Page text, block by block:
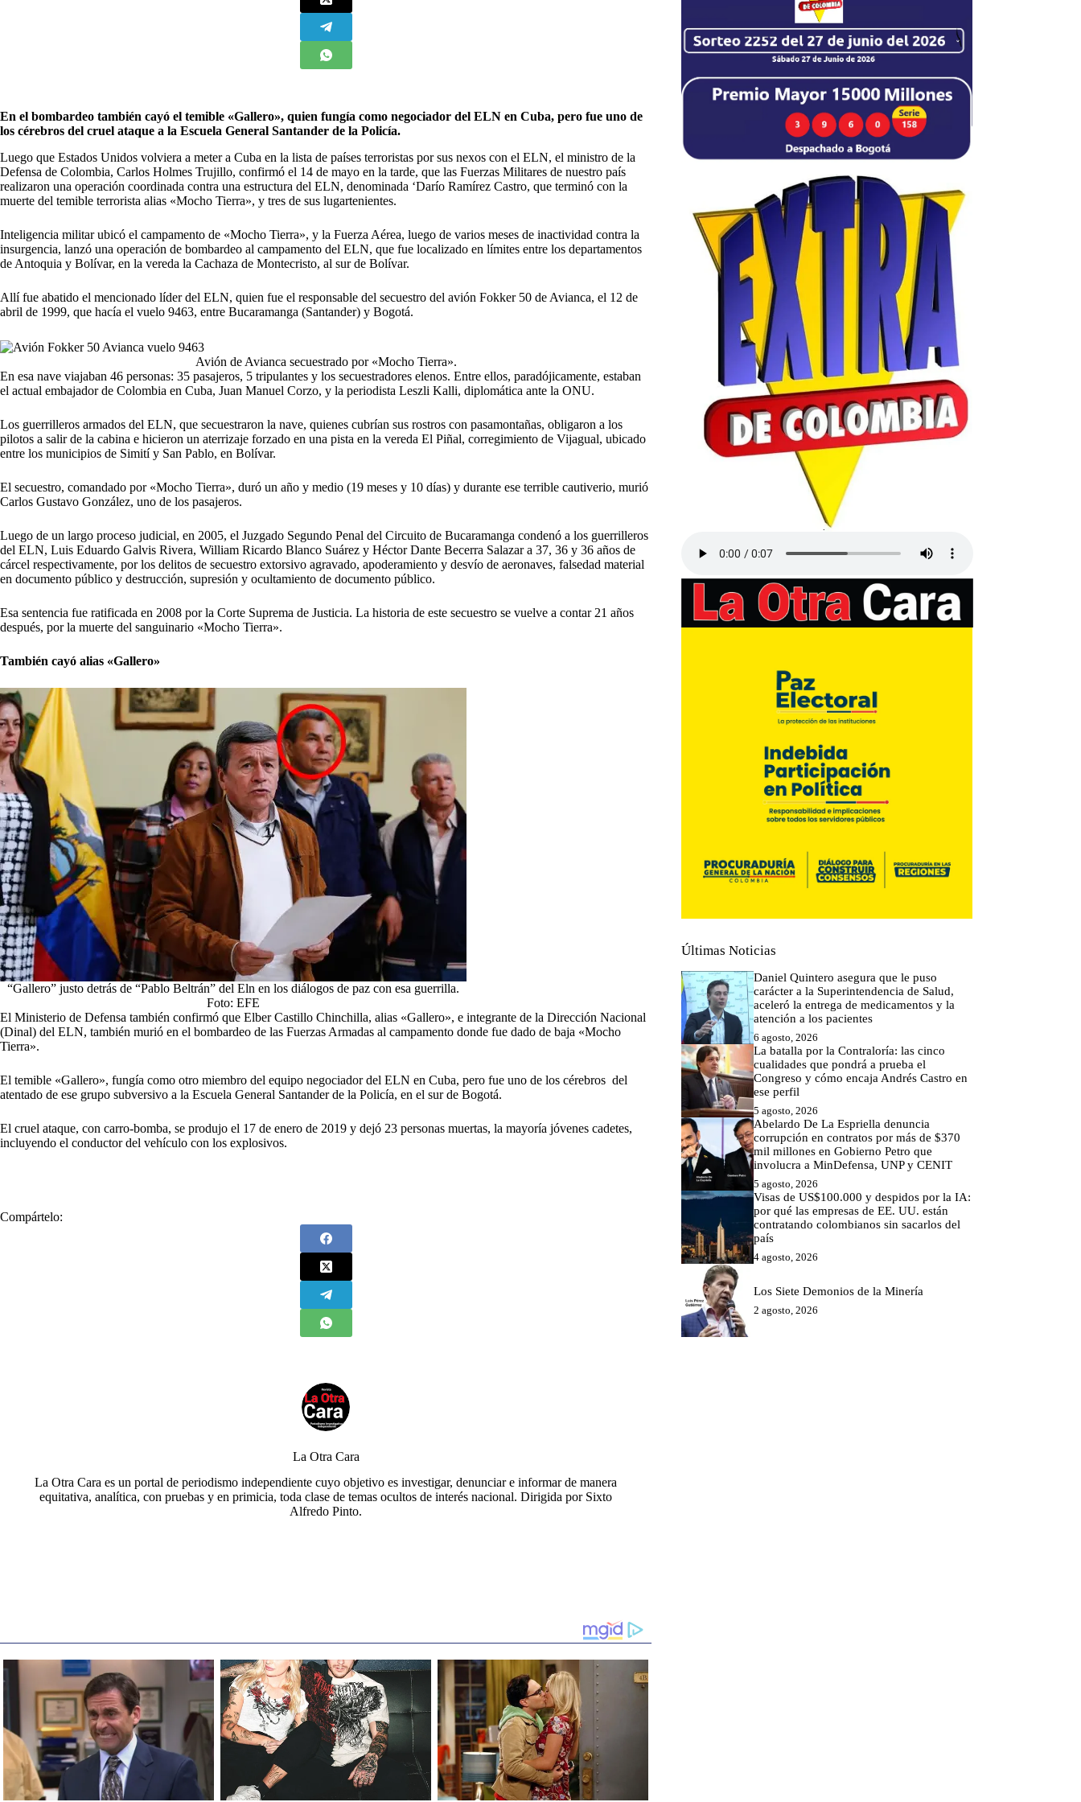
En el bombardeo también cayó el temible «Gallero», quien fungía como negociador del ELN en Cuba, pero fue uno de
los cérebros del cruel ataque a la Escuela General Santander de la Policía.
Luego que Estados Unidos volviera a meter a Cuba en la lista de países terroristas por sus nexos con el ELN, el ministro de la
Defensa de Colombia, Carlos Holmes Trujillo, confirmó el 14 de mayo en la tarde, que las Fuerzas Militares de nuestro país
realizaron una operación coordinada contra una estructura del ELN, denominada ‘Darío Ramírez Castro, que terminó con la
muerte del temible terrorista alias «Mocho Tierra», y tres de sus lugartenientes.
Inteligencia militar ubicó el campamento de «Mocho Tierra», y la Fuerza Aérea, luego de varios meses de inactividad contra la
insurgencia, lanzó una operación de bombardeo al campamento del ELN, que fue localizado en límites entre los departamentos
de Antoquia y Bolívar, en la vereda la Cachaza de Montecristo, al sur de Bolívar.
Allí fue abatido el mencionado líder del ELN, quien fue el responsable del secuestro del avión Fokker 50 de Avianca, el 12 de
abril de 1999, que hacía el vuelo 9463, entre Bucaramanga (Santander) y Bogotá.
Avión de Avianca secuestrado por «Mocho Tierra».
En esa nave viajaban 46 personas: 35 pasajeros, 5 tripulantes y los secuestradores elenos. Entre ellos, paradójicamente, estaban
el actual embajador de Colombia en Cuba, Juan Manuel Corzo, y la periodista Leszli Kalli, diplomática ante la ONU.
Los guerrilleros armados del ELN, que secuestraron la nave, quienes cubrían sus rostros con pasamontañas, obligaron a los
pilotos a salir de la cabina e hicieron un aterrizaje forzado en una pista en la vereda El Piñal, corregimiento de Vijagual, ubicado
entre los municipios de Simití y San Pablo, en Bolívar.
El secuestro, comandado por «Mocho Tierra», duró un año y medio (19 meses y 10 días) y durante ese terrible cautiverio, murió
Carlos Gustavo González, uno de los pasajeros.
Luego de un largo proceso judicial, en 2005, el Juzgado Segundo Penal del Circuito de Bucaramanga condenó a los guerrilleros
del ELN, Luis Eduardo Galvis Rivera, William Ricardo Blanco Suárez y Héctor Dante Becerra Salazar a 37, 36 y 36 años de
cárcel respectivamente, por los delitos de secuestro extorsivo agravado, apoderamiento y desvío de aeronaves, falsedad material
en documento público y destrucción, supresión y ocultamiento de documento público.
Esa sentencia fue ratificada en 2008 por la Corte Suprema de Justicia. La historia de este secuestro se vuelve a contar 21 años
después, por la muerte del sanguinario «Mocho Tierra».
También cayó alias «Gallero»
“Gallero” justo detrás de “Pablo Beltrán” del Eln en los diálogos de paz con esa guerrilla.
Foto: EFE
El Ministerio de Defensa también confirmó que Elber Castillo Chinchilla, alias «Gallero», e integrante de la Dirección Nacional
(Dinal) del ELN, también murió en el bombardeo de las Fuerzas Armadas al campamento donde fue dado de baja «Mocho
Tierra».
El temible «Gallero», fungía como otro miembro del equipo negociador del ELN en Cuba, pero fue uno de los cérebros del
atentado de ese grupo subversivo a la Escuela General Santander de la Policía, en el sur de Bogotá.
El cruel ataque, con carro-bomba, se produjo el 17 de enero de 2019 y dejó 23 personas muertas, la mayoría jóvenes cadetes,
incluyendo el conductor del vehículo con los explosivos.
Compártelo:
La Otra Cara
La Otra Cara es un portal de periodismo independiente cuyo objetivo es investigar, denunciar e informar de manera
equitativa, analítica, con pruebas y en primicia, toda clase de temas ocultos de interés nacional. Dirigida por Sixto
Alfredo Pinto.
Últimas Noticias
Daniel Quintero asegura que le puso
carácter a la Superintendencia de Salud,
aceleró la entrega de medicamentos y la
atención a los pacientes
6 agosto, 2026
La batalla por la Contraloría: las cinco
cualidades que pondrá a prueba el
Congreso y cómo encaja Andrés Castro en
ese perfil
5 agosto, 2026
Abelardo De La Espriella denuncia
corrupción en contratos por más de $370
mil millones en Gobierno Petro que
involucra a MinDefensa, UNP y CENIT
5 agosto, 2026
Visas de US$100.000 y despidos por la IA:
por qué las empresas de EE. UU. están
contratando colombianos sin sacarlos del
país
4 agosto, 2026
Los Siete Demonios de la Minería
2 agosto, 2026